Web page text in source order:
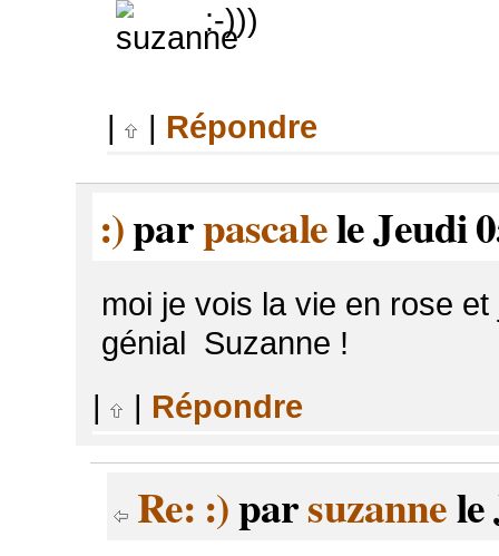
:-)))
| | Répondre
:)parpascalele Jeudi
moi je vois la vie en rose
génial Suzanne !
|
| Répondre
Re: :)parsuzannele